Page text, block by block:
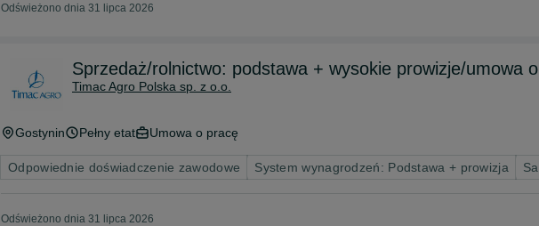
Odświeżono dnia 31 lipca 2026
Sprzedaż/rolnictwo: podstawa + wysokie prowizje/umowa
Timac Agro Polska sp. z o.o.
Gostynin Pełny etat Umowa o pracę
Odpowiednie doświadczenie zawodowe System wynagrodzeń: Podstawa + prowizja
Odświeżono dnia 31 lipca 2026